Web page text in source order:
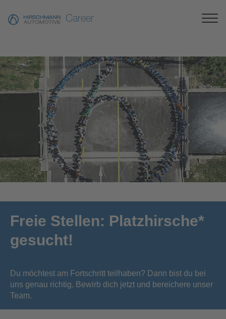
Career
Freie Stellen: Platzhirsche*
gesucht!
Du möchtest am Fortschritt teilhaben? Dann bist du bei
uns genau richtig. Bewirb dich jetzt und bereichere unser
Team.